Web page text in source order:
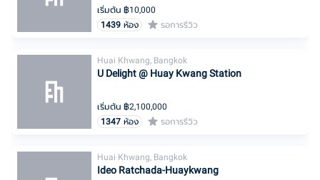
เริ่มต้น ฿10,000
1439 ห้อง รอการรีวิว
Huai Khwang, Bangkok
U Delight @ Huay Kwang Station
เริ่มต้น ฿2,100,000
1347 ห้อง รอการรีวิว
Huai Khwang, Bangkok
Ideo Ratchada-Huaykwang